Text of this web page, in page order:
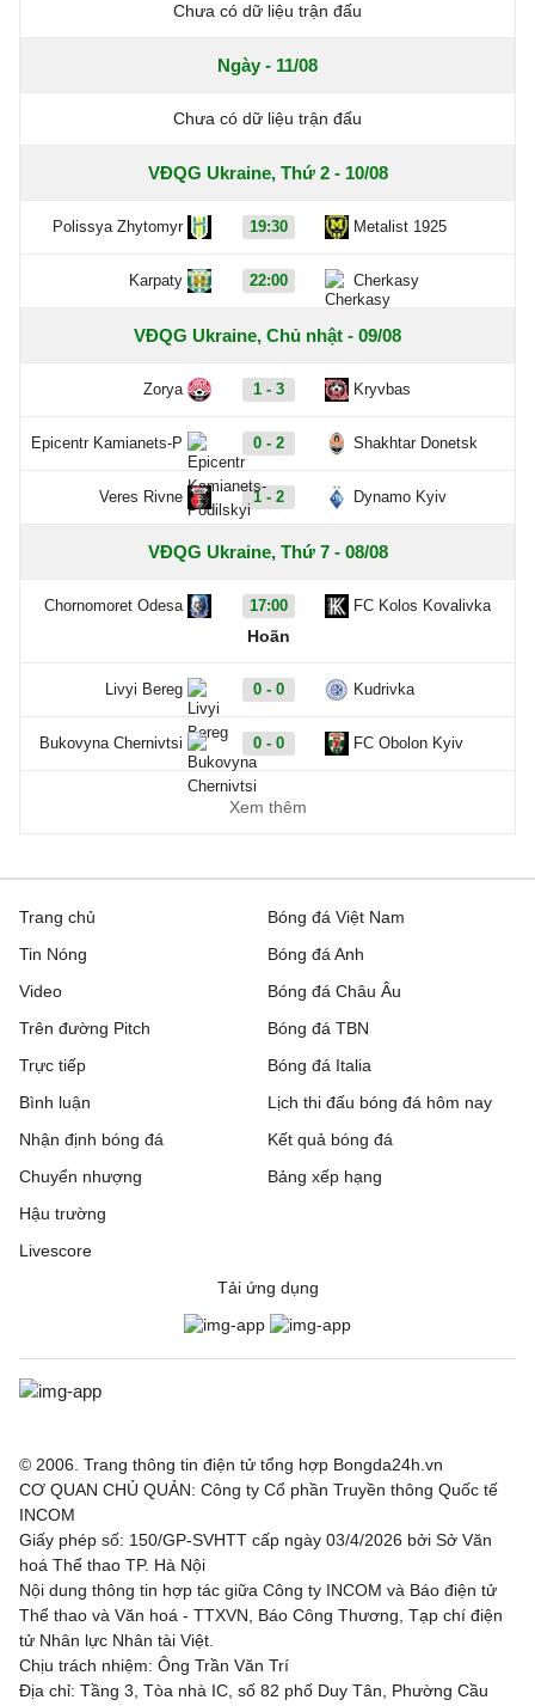
Chưa có dữ liệu trận đấu
Ngày - 11/08
Chưa có dữ liệu trận đấu
VĐQG Ukraine, Thứ 2 - 10/08
Polissya Zhytomyr 19:30 Metalist 1925
Karpaty 22:00 Cherkasy
VĐQG Ukraine, Chủ nhật - 09/08
Zorya 1 - 3 Kryvbas
Epicentr Kamianets-P 0 - 2 Shakhtar Donetsk
Veres Rivne 1 - 2 Dynamo Kyiv
VĐQG Ukraine, Thứ 7 - 08/08
Chornomoret Odesa 17:00
Hoãn
FC Kolos Kovalivka
Livyi Bereg 0 - 0 Kudrivka
Bukovyna Chernivtsi 0 - 0 FC Obolon Kyiv
Xem thêm
Trang chủ
Tin Nóng
Video
Trên đường Pitch
Trực tiếp
Bóng đá Việt Nam
Bóng đá Anh
Bóng đá Châu Âu
Bóng đá TBN
Bóng đá Italia
Bình luận
Nhận định bóng đá
Chuyển nhượng
Hậu trường
Livescore
Lịch thi đấu bóng đá hôm nay
Kết quả bóng đá
Bảng xếp hạng
Tải ứng dụng
© 2006. Trang thông tin điện tử tổng hợp Bongda24h.vn
CƠ QUAN CHỦ QUẢN: Công ty Cổ phần Truyền thông Quốc tế
INCOM
Giấy phép số: 150/GP-SVHTT cấp ngày 03/4/2026 bởi Sở Văn
hoá Thể thao TP. Hà Nội
Nội dung thông tin hợp tác giữa Công ty INCOM và Báo điện tử
Thể thao và Văn hoá - TTXVN, Báo Công Thương, Tạp chí điện
tử Nhân lực Nhân tài Việt.
Chịu trách nhiệm: Ông Trần Văn Trí
Địa chỉ: Tầng 3, Tòa nhà IC, số 82 phố Duy Tân, Phường Cầu